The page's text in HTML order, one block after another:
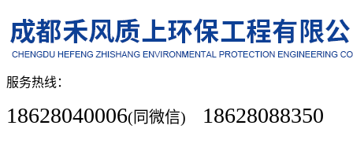
服务热线：
18628040006(同微信) 18628088350